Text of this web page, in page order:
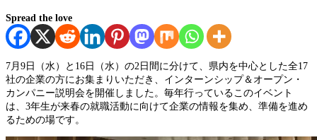
Spread the love
7月9日（水）と16日（水）の2日間に分けて、県内を中心とした全17
社の企業の方にお集まりいただき、インターンシップ＆オープン・
カンパニー説明会を開催しました。毎年行っているこのイベント
は、3年生が来春の就職活動に向けて企業の情報を集め、準備を進め
るための場です。